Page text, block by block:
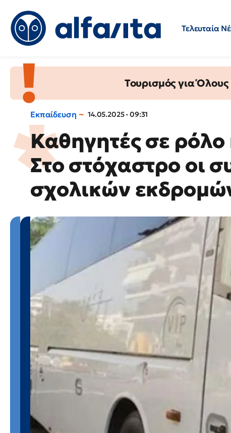
Τελευταία
Τουρισμός για
Εκπαίδευση 14.05.2025 - 09:31
Καθηγητές σε
Στο στόχαστρο οι
σχολικών